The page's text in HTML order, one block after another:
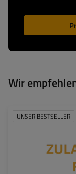
Wir
UNSER BESTSELLER